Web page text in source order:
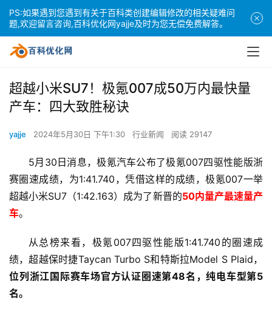
超越小米SU7！极氪007成50万内最快量
产车：四大致胜秘诀
yajje 2024年5月30日 下午1:30 行业新闻 阅读 29147
5月30日消息，极氪汽车公布了极氪007四驱性能版浙
赛圈速成绩，为1:41.740，凭借这样的成绩，极氪007一举
超越小米SU7（1:42.163）成为了新晋的50内量产最速量产
车。
从总榜来看，极氪007四驱性能版1:41.740的圈速成
绩，超越保时捷Taycan Turbo S和特斯拉Model S Plaid，
位列浙江国际赛车场官方认证圈速第48名，纯电车型第5
名。
PS:如果遇到您遇到有关于百科类创建编辑修改的相关疑难问
题,欢迎留言咨询,百科优化网yajje及时为您无偿免费解答。